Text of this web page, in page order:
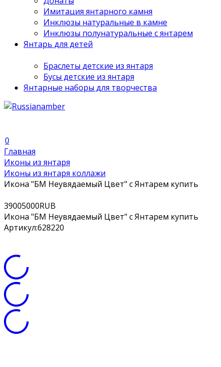
Имитация янтарного камня
Инклюзы натуральные в камне
Инклюзы полунатуральные с янтарем
Янтарь для детей
Браслеты детские из янтаря
Бусы детские из янтаря
Янтарные наборы для творчества
0
Главная
Иконы из янтаря
Иконы из янтаря коллажи
Икона "БМ Неувядаемый Цвет" с Янтарем купить
39005000RUB
Икона "БМ Неувядаемый Цвет" с Янтарем купить
Артикул:628220